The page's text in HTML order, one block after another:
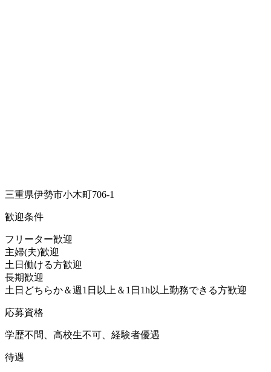
三重県伊勢市小木町706-1
歓迎条件
フリーター歓迎
主婦(夫)歓迎
土日働ける方歓迎
長期歓迎
土日どちらか＆週1日以上＆1日1h以上勤務できる方歓迎
応募資格
学歴不問、高校生不可、経験者優遇
待遇